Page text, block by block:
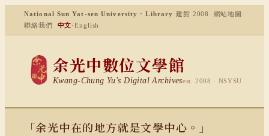
National Sun Yat-sen University · Library ·建館 2008 網站地圖 ·
聯絡我們
中文·English
余光中數位文學館
Kwang-Chung Yu's Digital Archivesest. 2008 · NSYSU
「余光中在的地方就是文學中心。」